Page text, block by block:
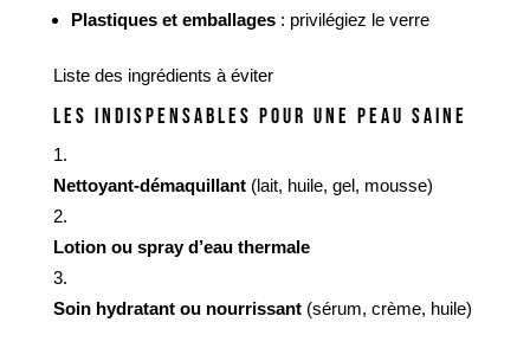
Plastiques et emballages: privilégiez le verre
Liste des ingrédients à éviter
LES INDISPENSABLES POUR UNE PEAU SAINE
Nettoyant-démaquillant(lait, huile, gel, mousse)
Lotion ou spray d’eau thermale
Soin hydratant ou nourrissant(sérum, crème, huile)